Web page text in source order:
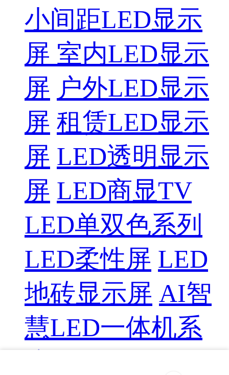
小间距LED显示
屏 室内LED显示
屏 户外LED显示
屏 租赁LED显示
屏 LED透明显示
屏 LED商显TV
LED单双色系列
LED柔性屏 LED
地砖显示屏 AI智
慧LED一体机系